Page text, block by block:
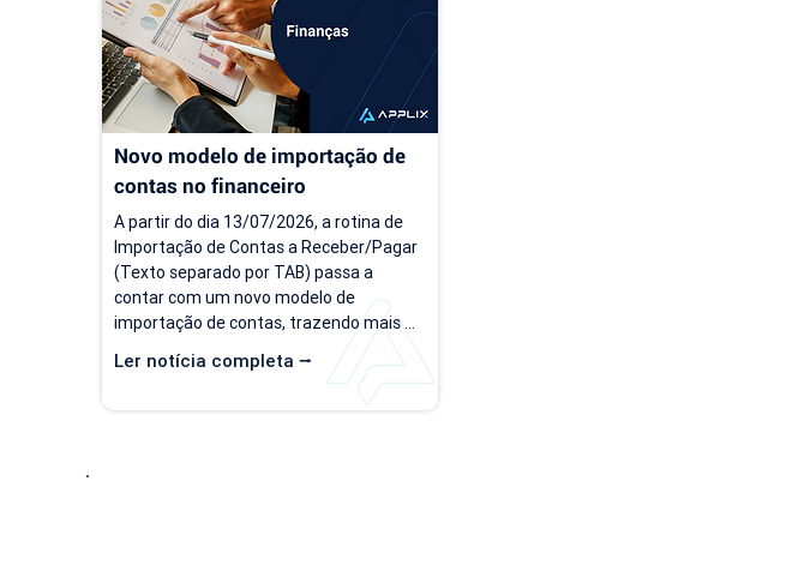
antes era simples passa a consumir
tempo, gerar retrabalho e...
Novo modelo de importação de
contas no financeiro
Ler notícia completa ⭢
A partir do dia 13/07/2026, a rotina de
Importação de Contas a Receber/Pagar
(Texto separado por TAB) passa a
contar com um novo modelo de
importação de contas, trazendo mais
flexibilidade para o processo de
importação. Além da ampliação das
informações que podem ser importadas,